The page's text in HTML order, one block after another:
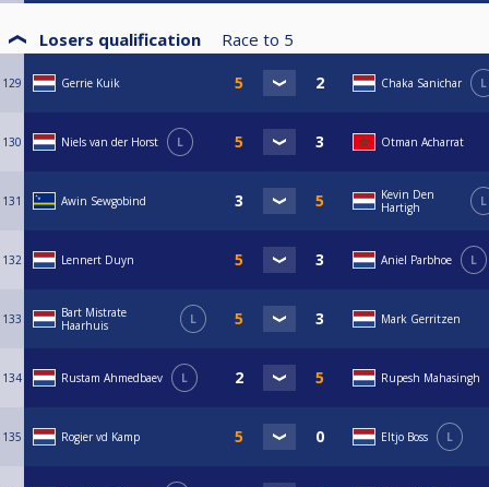
Losers qualification Race to 5
129 Gerrie Kuik Chaka Sanichar L
130 Niels van der Horst L Otman Acharrat
131 Awin Sewgobind
Kevin Den
Hartigh
L
132 Lennert Duyn Aniel Parbhoe L
133
Bart Mistrate
Haarhuis
L Mark Gerritzen
134 Rustam Ahmedbaev L Rupesh Mahasingh
135 Rogier vd Kamp Eltjo Boss L